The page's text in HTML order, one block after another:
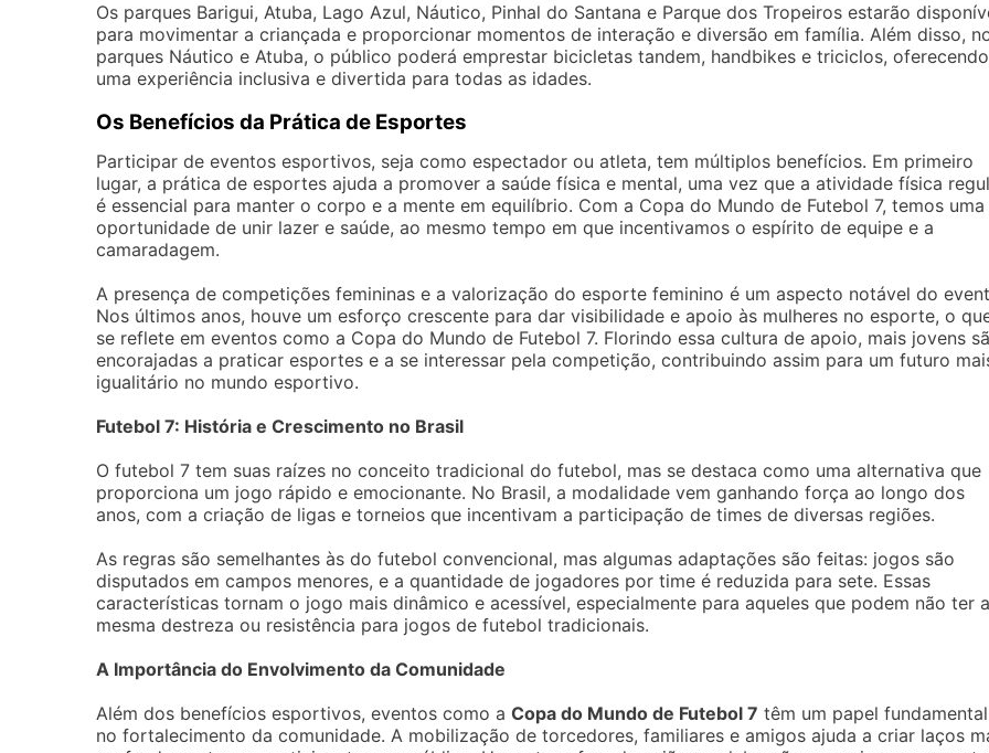
Os parques Barigui, Atuba, Lago Azul, Náutico, Pinhal do Santana e Parque dos Tropeiros estarão
para movimentar a criançada e proporcionar momentos de interação e diversão em família. Além disso,
parques Náutico e Atuba, o público poderá emprestar bicicletas tandem, handbikes e triciclos, oferecendo
uma experiência inclusiva e divertida para todas as idades.
Os Benefícios da Prática de Esportes
Participar de eventos esportivos, seja como espectador ou atleta, tem múltiplos benefícios. Em primeiro
lugar, a prática de esportes ajuda a promover a saúde física e mental, uma vez que a atividade física
é essencial para manter o corpo e a mente em equilíbrio. Com a Copa do Mundo de Futebol 7, temos uma
oportunidade de unir lazer e saúde, ao mesmo tempo em que incentivamos o espírito de equipe e a
camaradagem.
A presença de competições femininas e a valorização do esporte feminino é um aspecto notável do
Nos últimos anos, houve um esforço crescente para dar visibilidade e apoio às mulheres no esporte, o
se reflete em eventos como a Copa do Mundo de Futebol 7. Florindo essa cultura de apoio, mais jovens
encorajadas a praticar esportes e a se interessar pela competição, contribuindo assim para um futuro
igualitário no mundo esportivo.
Futebol 7: História e Crescimento no Brasil
O futebol 7 tem suas raízes no conceito tradicional do futebol, mas se destaca como uma alternativa que
proporciona um jogo rápido e emocionante. No Brasil, a modalidade vem ganhando força ao longo dos
anos, com a criação de ligas e torneios que incentivam a participação de times de diversas regiões.
As regras são semelhantes às do futebol convencional, mas algumas adaptações são feitas: jogos são
disputados em campos menores, e a quantidade de jogadores por time é reduzida para sete. Essas
características tornam o jogo mais dinâmico e acessível, especialmente para aqueles que podem não ter a
mesma destreza ou resistência para jogos de futebol tradicionais.
A Importância do Envolvimento da Comunidade
Além dos benefícios esportivos, eventos como a Copa do Mundo de Futebol 7 têm um papel fundamental
no fortalecimento da comunidade. A mobilização de torcedores, familiares e amigos ajuda a criar laços